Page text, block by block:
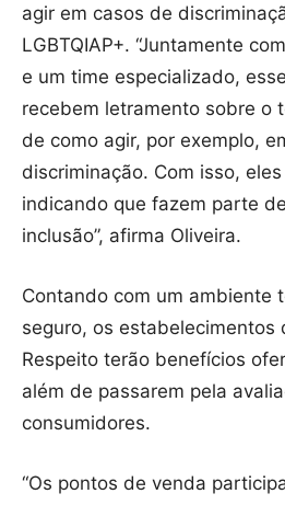
agir em casos de
LGBTQIAP+. “Juntamente
e um time especializado,
recebem letramento sobre o
de como agir, por exemplo,
discriminação. Com isso,
indicando que fazem parte
inclusão”, afirma Oliveira.
Contando com um ambiente
seguro, os estabelecimentos
Respeito terão benefícios
além de passarem pela
consumidores.
“Os pontos de venda